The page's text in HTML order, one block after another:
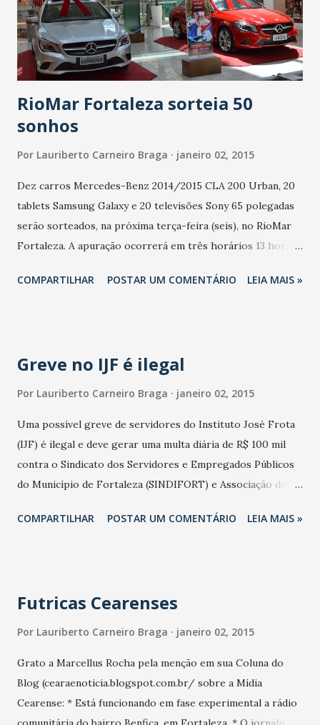
RioMar Fortaleza sorteia 50
sonhos
Por Lauriberto Carneiro Braga janeiro 02, 2015
Dez carros Mercedes-Benz 2014/2015 CLA 200 Urban, 20
tablets Samsung Galaxy e 20 televisões Sony 65 polegadas
serão sorteados, na próxima terça-feira (seis), no RioMar
Fortaleza. A apuração ocorrerá em três horários 13 horas
sorteio faz parte da Campanha Promocional Natal dos 50
prêmios.
COMPARTILHAR POSTAR UM COMENTÁRIO LEIA MAIS »
Greve no IJF é ilegal
Por Lauriberto Carneiro Braga janeiro 02, 2015
Uma possível greve de servidores do Instituto José Frota
(IJF) é ilegal e deve gerar uma multa diária de R$ 100 mil
contra o Sindicato dos Servidores e Empregados Públicos
do Município de Fortaleza (SINDIFORT) e Associação dos
Justiça do Estado do Ceará confirmou que a decisão da
concedeu o pedido de antecipação de tutela para
Servidores do Instituto José Frota que se abstenham de
promover, liderar ou apoiar, qualquer movimento de
paralisação parcial ou total das atividades do Instituto José
COMPARTILHAR POSTAR UM COMENTÁRIO LEIA MAIS »
Futricas Cearenses
Por Lauriberto Carneiro Braga janeiro 02, 2015
Grato a Marcellus Rocha pela menção em sua Coluna do
Blog (cearaenoticia.blogspot.com.br/ sobre a Mídia
Cearense: * Está funcionando em fase experimental a rádio